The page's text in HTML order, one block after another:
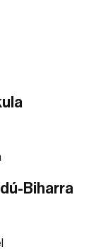
Biharra